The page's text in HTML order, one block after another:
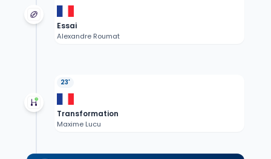
Essai
Alexandre Roumat
23'
Transformation
Maxime Lucu